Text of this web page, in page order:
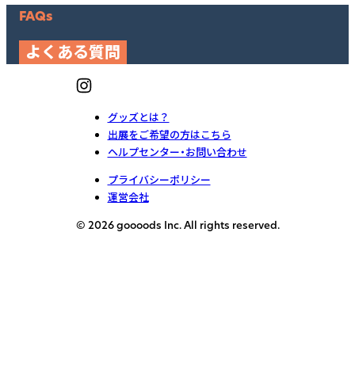
FAQs
よくある質問
グッズとは？
出展をご希望の方はこちら
ヘルプセンター・お問い合わせ
プライバシーポリシー
運営会社
© 2026 goooods Inc. All rights reserved.